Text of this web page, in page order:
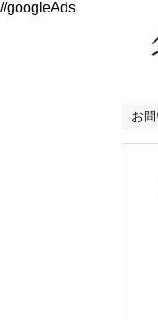
//googleAds
お